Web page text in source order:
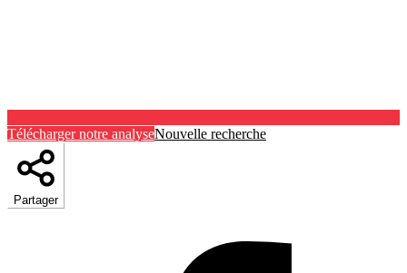
Télécharger notre analyseNouvelle recherche
Partager